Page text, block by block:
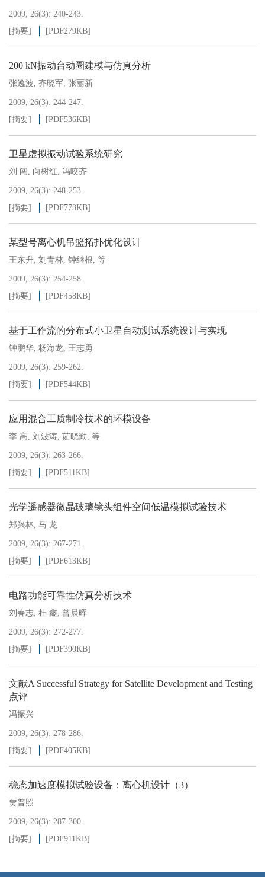
2009, 26(3): 240-243.
[摘要]
[PDF279KB]
200 kN振动台动圈建模与仿真分析
张逸波, 齐晓军, 张丽新
2009, 26(3): 244-247.
[摘要]
[PDF536KB]
卫星虚拟振动试验系统研究
刘 闯 , 向树红, 冯咬齐
2009, 26(3): 248-253.
[摘要]
[PDF773KB]
某型号离心机吊篮拓扑优化设计
王东升, 刘青林, 钟继根, 等
2009, 26(3): 254-258.
[摘要]
[PDF458KB]
基于工作流的分布式小卫星自动测试系统设计与实现
钟鹏华, 杨海龙, 王志勇
2009, 26(3): 259-262.
[摘要]
[PDF544KB]
应用混合工质制冷技术的环模设备
李 高, 刘波涛, 茹晓勤, 等
2009, 26(3): 263-266.
[摘要]
[PDF511KB]
光学遥感器微晶玻璃镜头组件空间低温模拟试验技术
郑兴林, 马 龙
2009, 26(3): 267-271.
[摘要]
[PDF613KB]
电路功能可靠性仿真分析技术
刘春志, 杜 鑫, 曾晨晖
2009, 26(3): 272-277.
[摘要]
[PDF390KB]
文献A Successful Strategy for Satellite Development and Testing
点评
冯振兴
2009, 26(3): 278-286.
[摘要]
[PDF405KB]
稳态加速度模拟试验设备：离心机设计（3）
贾普照
2009, 26(3): 287-300.
[摘要]
[PDF911KB]